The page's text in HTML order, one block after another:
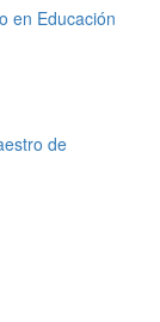
en Educación
de